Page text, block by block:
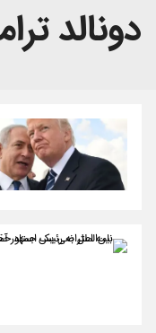
دونالد